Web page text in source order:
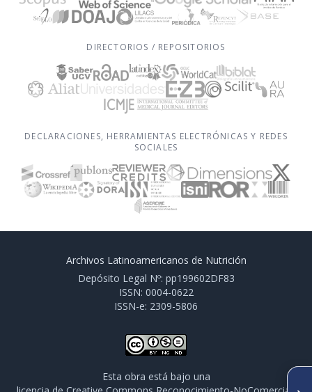
SIGUIENTE ARTÍCULO
DIRECTORIOS / REPOSITORIOS
DECLARACIONES, HERRAMIENTAS ELECTRÓNICAS Y REDES
SOCIALES
Archivos Latinoamericanos de Nutrición
Depósito Legal Nº: pp199602DF83
ISSN: 0004-0622
ISSN-e: 2309-5806
Esta obra está bajo una